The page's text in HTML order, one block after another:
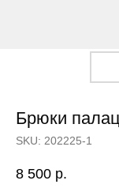
Брюки
SKU: 202225-1
8 500 р.